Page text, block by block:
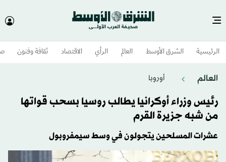
الرئيسية الشرق الأوسط​ العالم الرأي الاقتصاد ثقافة وفنون
العالم أوروبا
رئيس وزراء أوكرانيا يطالب روسيا بسحب قواتها
من شبه جزيرة القرم
عشرات المسلحين يتجولون في وسط سيمفروبول